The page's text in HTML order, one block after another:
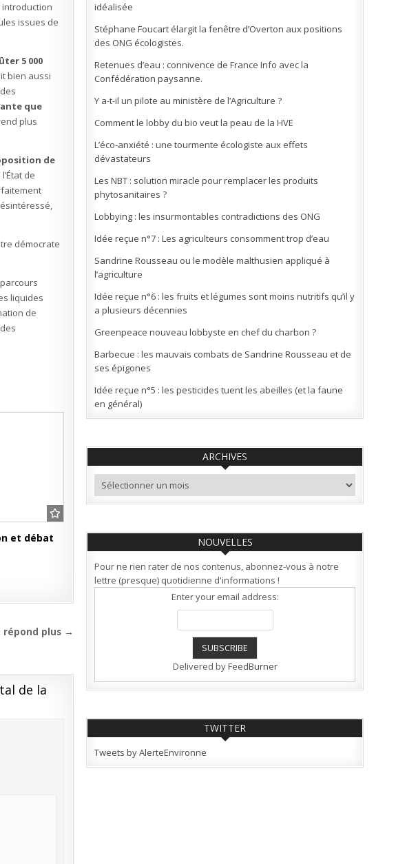
introduction
issues de
5 000
bien aussi
que
plus
de
de
démocrate
liquides
de
et débat
répond plus →
de la
idéalisée
Stéphane Foucart élargit la fenêtre d’Overton aux positions
des ONG écologistes.
Retenues d’eau : connivence de France Info avec la
Confédération paysanne.
Y a-t-il un pilote au ministère de l’Agriculture ?
Comment le lobby du bio veut la peau de la HVE
L’éco-anxiété : une tourmente écologiste aux effets
dévastateurs
Les NBT : solution miracle pour remplacer les produits
phytosanitaires ?
Lobbying : les insurmontables contradictions des ONG
Idée reçue n°7 : Les agriculteurs consomment trop d’eau
Sandrine Rousseau ou le modèle malthusien appliqué à
l’agriculture
Idée reçue n°6 : les fruits et légumes sont moins nutritifs qu’il y
a plusieurs décennies
Greenpeace nouveau lobbyste en chef du charbon ?
Barbecue : les mauvais combats de Sandrine Rousseau et de
ses épigones
Idée reçue n°5 : les pesticides tuent les abeilles (et la faune
en général)
ARCHIVES
Archives
NOUVELLES
Pour ne rien rater de nos contenus, abonnez-vous à notre
lettre (presque) quotidienne d'informations !
Enter your email address:
Delivered byFeedBurner
TWITTER
Tweets by AlerteEnvironne